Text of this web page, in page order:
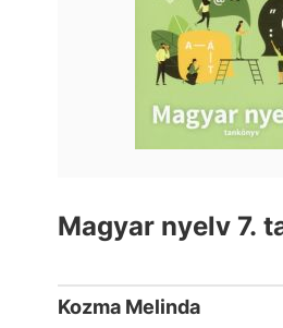
Magyar nyelv 7.
Kozma Melinda